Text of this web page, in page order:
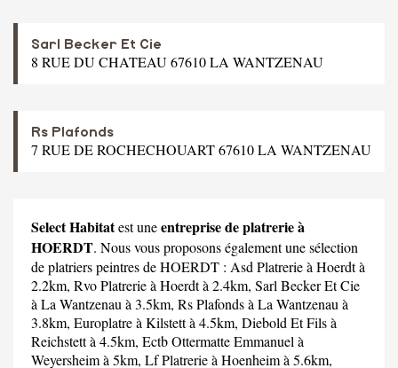
Sarl Becker Et Cie
8 RUE DU CHATEAU 67610 LA WANTZENAU
Rs Plafonds
7 RUE DE ROCHECHOUART 67610 LA WANTZENAU
Select Habitatest uneentreprise de platrerie à
HOERDT. Nous vous proposons également une sélection
de platriers peintres de HOERDT : Asd Platrerieà Hoerdt à
2.2km, Rvo Platrerieà Hoerdt à 2.4km, Sarl Becker Et Cie
à La Wantzenau à 3.5km, Rs Plafondsà La Wantzenau à
3.8km, Europlatreà Kilstett à 4.5km, Diebold Et Filsà
Reichstett à 4.5km, Ectb Ottermatte Emmanuel à
Weyersheim à 5km, Lf Platrerieà Hoenheim à 5.6km,